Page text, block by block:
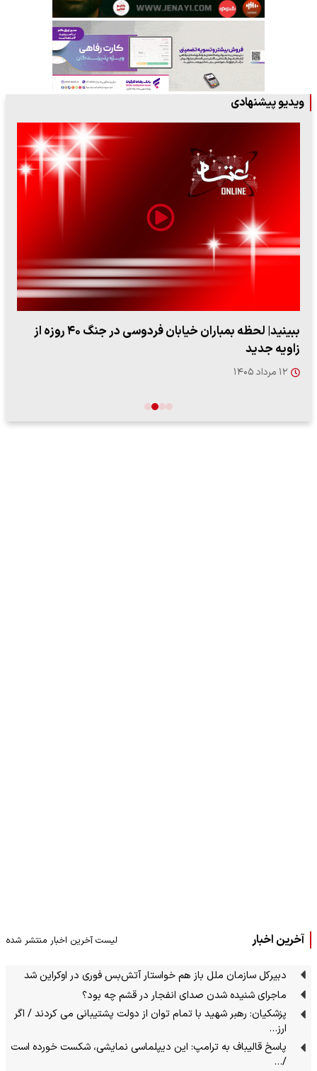
ویدیو پیشنهادی
ببینید| لحظه بمباران خیابان فردوسی در جنگ ۴۰ روزه از
زاویه جدید
۱۲ مرداد ۱۴۰۵
آخرین اخبار لیست آخرین اخبار منتشر شده
دبیرکل سازمان ملل باز هم خواستار آتش‌بس فوری در اوکراین شد
ماجرای شنیده شدن صدای انفجار در قشم چه بود؟
پزشکیان: رهبر شهید با تمام توان از دولت پشتیبانی می کردند / اگر
ارز…
پاسخ قالیباف به ترامپ: این دیپلماسی نمایشی، شکست خورده است
/…